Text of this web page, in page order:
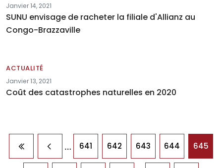
Janvier 14, 2021
SUNU envisage de racheter la filiale d'Allianz au
Congo-Brazzaville
ACTUALITÉ
Janvier 13, 2021
Coût des catastrophes naturelles en 2020
Pagination
Première page
Page précédente
… 641 642 643 644 645